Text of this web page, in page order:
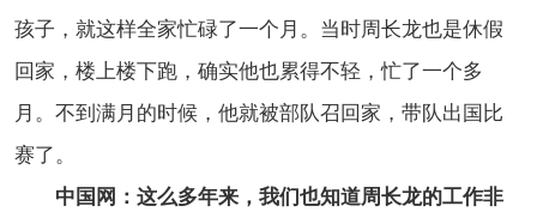
孩子，就这样全家忙碌了一个月。当时周长龙也是休假
回家，楼上楼下跑，确实他也累得不轻，忙了一个多
月。不到满月的时候，他就被部队召回家，带队出国比
赛了。
中国网：这么多年来，我们也知道周长龙的工作非